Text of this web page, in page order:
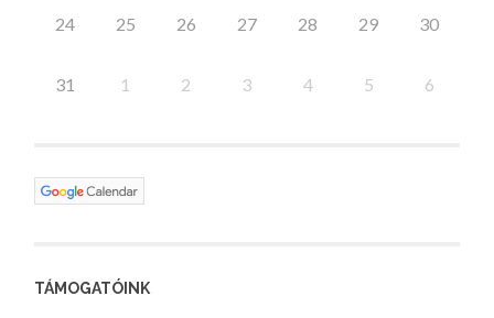
24 25 26 27 28 29 30
31 1 2 3 4 5 6
TÁMOGATÓINK